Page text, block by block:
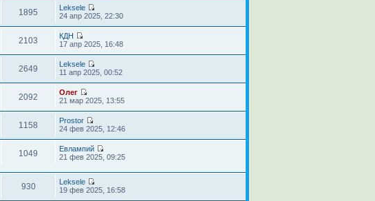
1895
Leksele
24 апр 2025, 22:30
2103
КДН
17 апр 2025, 16:48
2649
Leksele
11 апр 2025, 00:52
2092
Олег
21 мар 2025, 13:55
1158
Prostor
24 фев 2025, 12:46
1049
Евлампий
21 фев 2025, 09:25
930
Leksele
19 фев 2025, 16:58